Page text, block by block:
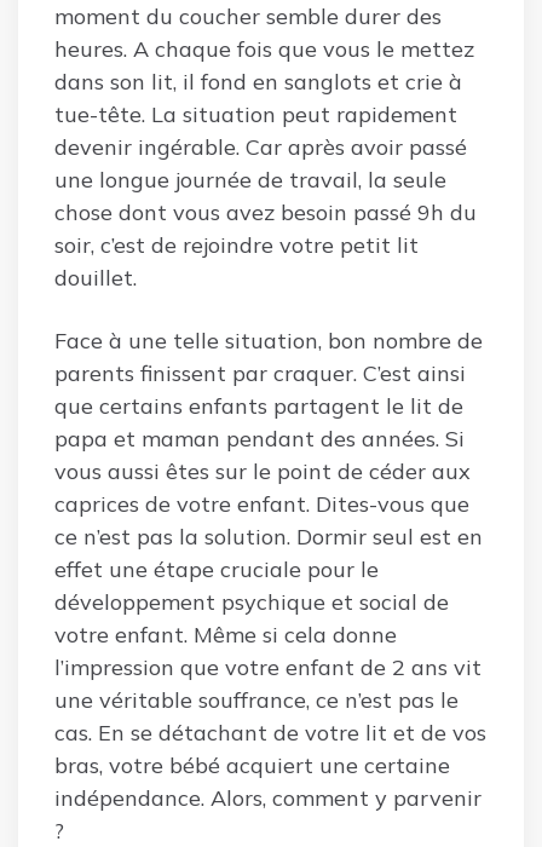
moment du coucher semble durer des
heures. A chaque fois que vous le mettez
dans son lit, il fond en sanglots et crie à
tue-tête. La situation peut rapidement
devenir ingérable. Car après avoir passé
une longue journée de travail, la seule
chose dont vous avez besoin passé 9h du
soir, c’est de rejoindre votre petit lit
douillet.
Face à une telle situation, bon nombre de
parents finissent par craquer. C’est ainsi
que certains enfants partagent le lit de
papa et maman pendant des années. Si
vous aussi êtes sur le point de céder aux
caprices de votre enfant. Dites-vous que
ce n’est pas la solution. Dormir seul est en
effet une étape cruciale pour le
développement psychique et social de
votre enfant. Même si cela donne
l’impression que votre enfant de 2 ans vit
une véritable souffrance, ce n’est pas le
cas. En se détachant de votre lit et de vos
bras, votre bébé acquiert une certaine
indépendance. Alors, comment y parvenir
?